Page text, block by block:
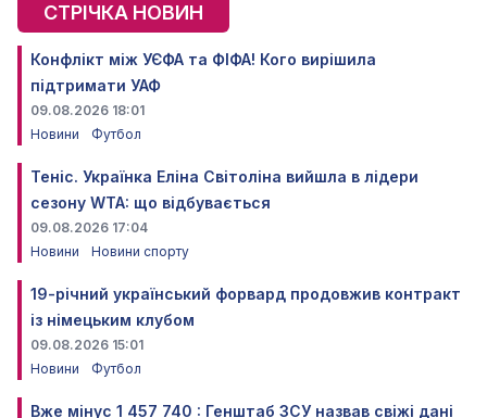
СТРІЧКА НОВИН
Конфлікт між УЄФА та ФІФА! Кого вирішила
підтримати УАФ
09.08.2026 18:01
Новини
Футбол
Теніс. Українка Еліна Світоліна вийшла в лідери
сезону WTA: що відбувається
09.08.2026 17:04
Новини
Новини спорту
19-річний український форвард продовжив контракт
із німецьким клубом
09.08.2026 15:01
Новини
Футбол
Вже мінус 1 457 740 : Генштаб ЗСУ назвав свіжі дані